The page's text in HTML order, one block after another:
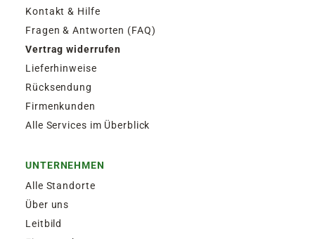
Kontakt & Hilfe
Fragen & Antworten (FAQ)
Vertrag widerrufen
Lieferhinweise
Rücksendung
Firmenkunden
Alle Services im Überblick
UNTERNEHMEN
Alle Standorte
Über uns
Leitbild